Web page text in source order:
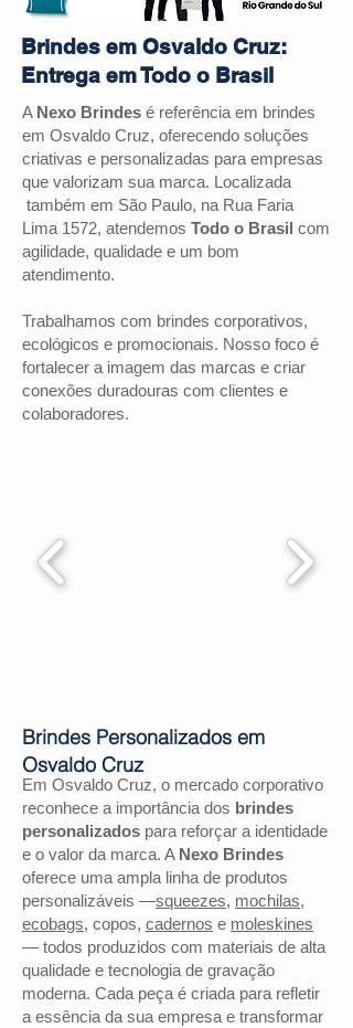
Brindes em Osvaldo Cruz:
Entrega em Todo o Brasil
A Nexo Brindes é referência em brindes
em Osvaldo Cruz, oferecendo soluções
criativas e personalizadas para empresas
que valorizam sua marca. Localizada
também em São Paulo, na Rua Faria
Lima 1572, atendemos Todo o Brasil com
agilidade, qualidade e um bom
atendimento.
Trabalhamos com brindes corporativos,
ecológicos e promocionais. Nosso foco é
fortalecer a imagem das marcas e criar
conexões duradouras com clientes e
colaboradores.
Em Osvaldo Cruz, o mercado corporativo
reconhece a importância dos brindes
personalizados para reforçar a identidade
e o valor da marca. A Nexo Brindes
oferece uma ampla linha de produtos
personalizáveis —squeezes, mochilas,
ecobags, copos, cadernos e moleskines
— todos produzidos com materiais de alta
qualidade e tecnologia de gravação
moderna. Cada peça é criada para refletir
a essência da sua empresa e transformar
Brindes Personalizados em
Osvaldo Cruz